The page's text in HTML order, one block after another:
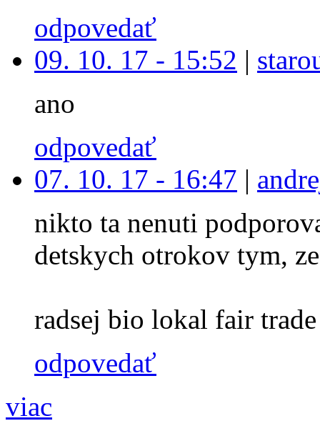
odpovedať
09. 10. 17 - 15:52 |
ano
odpovedať
07. 10. 17 - 16:47 |
nikto ta nenuti
detskych otrokov tym,
radsej bio lokal fair
odpovedať
viac